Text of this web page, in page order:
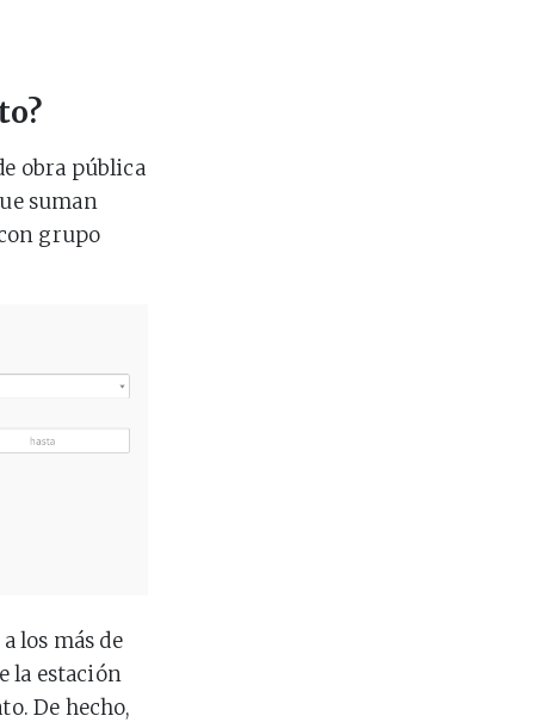
obra pública
suman
grupo
los más de
la estación
De hecho,